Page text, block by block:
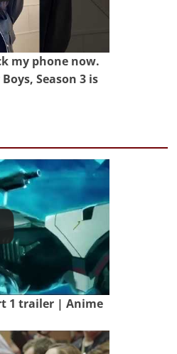
my phone now.
Season 3 is
1 trailer | Anime